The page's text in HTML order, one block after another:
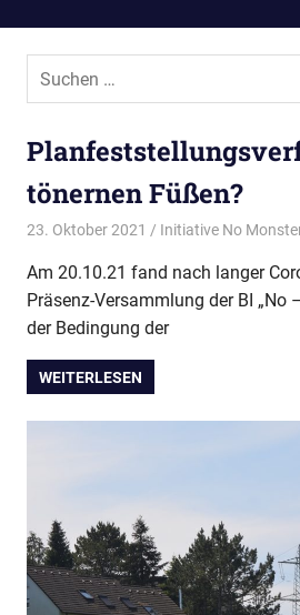
Suchen
tönernen Füßen?
23. Oktober 2021 Initiative No
Am 20.10.21 fand nach langer
Präsenz-Versammlung der BI „No
der Bedingung der
WEITERLESEN